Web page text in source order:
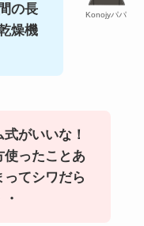
Konojyパパ
の長
燥機
がいいな！
使ったことあ
ってシワだら